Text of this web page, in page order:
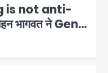
is not anti-
भागवत ने Gen Z
कहा- ये सबसे
तार्किक जवाब चाहती